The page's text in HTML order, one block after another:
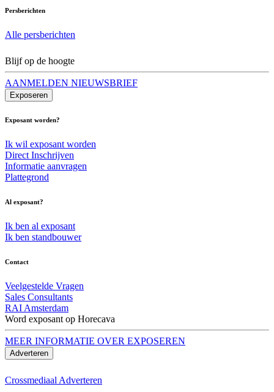
Persberichten
Alle persberichten
Blijf op de hoogte
AANMELDEN NIEUWSBRIEF
Exposeren
Exposant worden?
Ik wil exposant worden
Direct Inschrijven
Informatie aanvragen
Plattegrond
Al exposant?
Ik ben al exposant
Ik ben standbouwer
Contact
Veelgestelde Vragen
Sales Consultants
RAI Amsterdam
Word exposant op Horecava
MEER INFORMATIE OVER EXPOSEREN
Adverteren
Crossmediaal Adverteren